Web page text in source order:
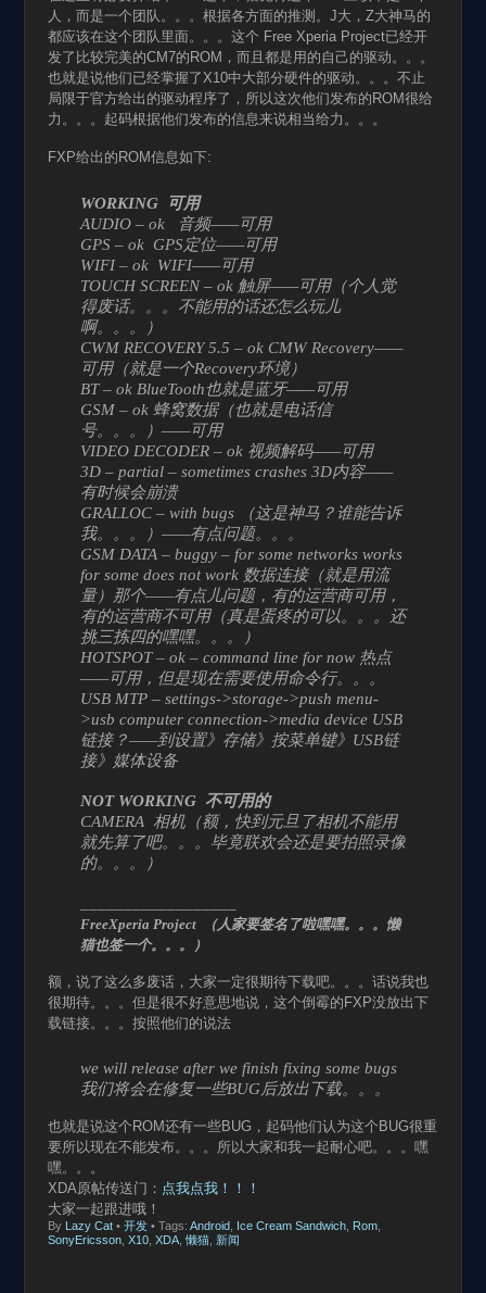
人，而是一个团队。。。根据各方面的推测。J大，Z大神马的
都应该在这个团队里面。。。这个 Free Xperia Project已经开
发了比较完美的CM7的ROM，而且都是用的自己的驱动。。。
也就是说他们已经掌握了X10中大部分硬件的驱动。。。不止
局限于官方给出的驱动程序了，所以这次他们发布的ROM很给
力。。。起码根据他们发布的信息来说相当给力。。。
FXP给出的ROM信息如下:
WORKING 可用
AUDIO – ok 音频——可用
GPS – ok GPS定位——可用
WIFI – ok WIFI——可用
TOUCH SCREEN – ok 触屏——可用（个人觉
得废话。。。不能用的话还怎么玩儿
啊。。。）
CWM RECOVERY 5.5 – ok CMW Recovery——
可用（就是一个Recovery环境）
BT – ok BlueTooth也就是蓝牙——可用
GSM – ok 蜂窝数据（也就是电话信
号。。。）——可用
VIDEO DECODER – ok 视频解码——可用
3D – partial – sometimes crashes 3D内容——
有时候会崩溃
GRALLOC – with bugs （这是神马？谁能告诉
我。。。）——有点问题。。。
GSM DATA – buggy – for some networks works
for some does not work 数据连接（就是用流
量）那个——有点儿问题，有的运营商可用，
有的运营商不可用（真是蛋疼的可以。。。还
挑三拣四的嘿嘿。。。）
HOTSPOT – ok – command line for now 热点
——可用，但是现在需要使用命令行。。。
USB MTP – settings->storage->push menu-
>usb computer connection->media device USB
链接？——到设置》存储》按菜单键》USB链
接》媒体设备
NOT WORKING 不可用的
CAMERA 相机（额，快到元旦了相机不能用
就先算了吧。。。毕竟联欢会还是要拍照录像
的。。。）
FreeXperia Project （人家要签名了啦嘿嘿。。。懒
猫也签一个。。。）
额，说了这么多废话，大家一定很期待下载吧。。。话说我也
很期待。。。但是很不好意思地说，这个倒霉的FXP没放出下
载链接。。。按照他们的说法
we will release after we finish fixing some bugs
我们将会在修复一些BUG后放出下载。。。
也就是说这个ROM还有一些BUG，起码他们认为这个BUG很重
要所以现在不能发布。。。所以大家和我一起耐心吧。。。嘿
嘿。。。
XDA原帖传送门： 点我点我！！！
大家一起跟进哦！
By Lazy Cat• 开发 • Tags: Android, Ice Cream Sandwich, Rom,
SonyEricsson, X10, XDA, 懒猫, 新闻